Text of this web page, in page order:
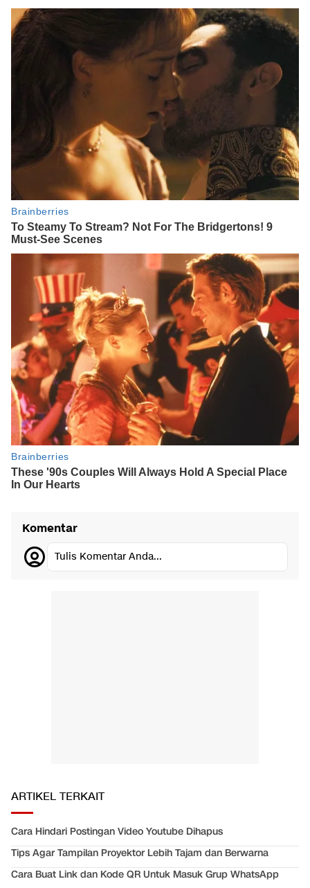
Komentar
Tulis Komentar Anda...
ARTIKEL TERKAIT
Cara Hindari Postingan Video Youtube Dihapus
Tips Agar Tampilan Proyektor Lebih Tajam dan Berwarna
Cara Buat Link dan Kode QR Untuk Masuk Grup WhatsApp